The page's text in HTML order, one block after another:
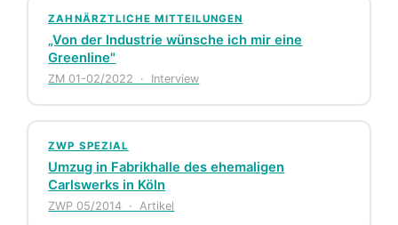
ZAHNÄRZTLICHE MITTEILUNGEN
„Von der Industrie wünsche ich mir eine
Greenline"
ZM 01-02/2022 · Interview
ZWP SPEZIAL
Umzug in Fabrikhalle des ehemaligen
Carlswerks in Köln
ZWP 05/2014 · Artikel